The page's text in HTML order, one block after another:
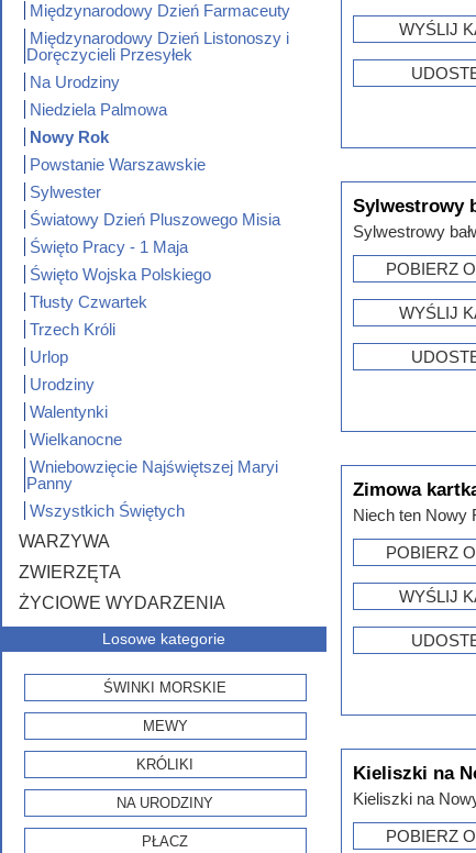
Międzynarodowy Dzień Farmaceuty
Międzynarodowy Dzień Listonoszy i
Doręczycieli Przesyłek
Na Urodziny
Niedziela Palmowa
Nowy Rok
Powstanie Warszawskie
Sylwester
Światowy Dzień Pluszowego Misia
Święto Pracy - 1 Maja
Święto Wojska Polskiego
Tłusty Czwartek
Trzech Króli
Urlop
Urodziny
Walentynki
Wielkanocne
Wniebowzięcie Najświętszej Maryi
Panny
Wszystkich Świętych
WARZYWA
ZWIERZĘTA
ŻYCIOWE WYDARZENIA
Losowe kategorie
ŚWINKI MORSKIE
MEWY
KRÓLIKI
NA URODZINY
PŁACZ
WYŚLIJ
Sylwestrowy
Sylwestrowy
POBIERZ
WYŚLIJ
Zimowa
Niech ten Nowy
POBIERZ
WYŚLIJ
Kieliszki na
Kieliszki na
POBIERZ